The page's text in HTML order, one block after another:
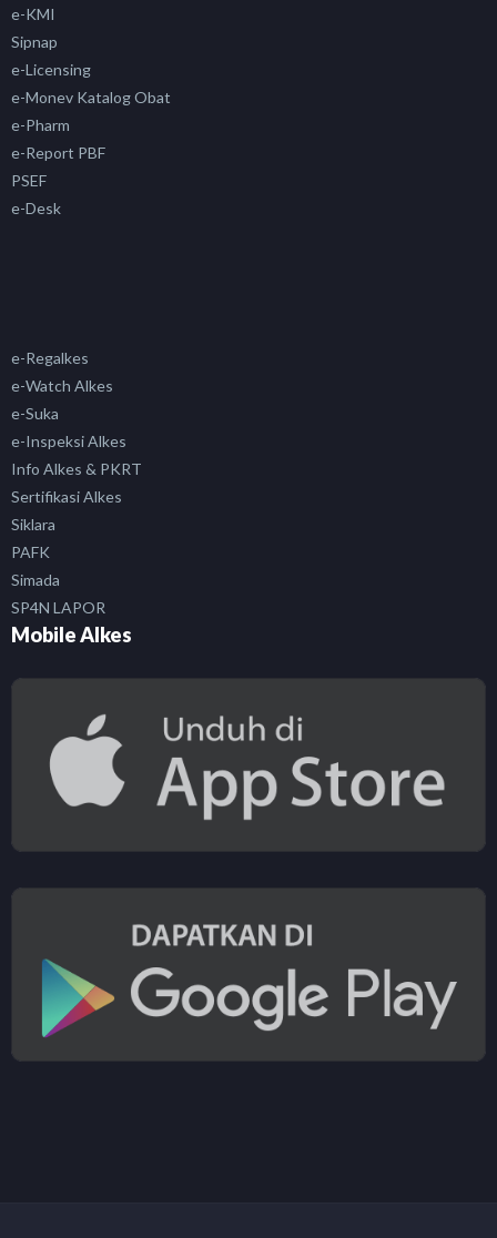
e-KMI
Sipnap
e-Licensing
e-Monev Katalog Obat
e-Pharm
e-Report PBF
PSEF
e-Desk
e-Regalkes
e-Watch Alkes
e-Suka
e-Inspeksi Alkes
Info Alkes & PKRT
Sertifikasi Alkes
Siklara
PAFK
Simada
SP4N LAPOR
Mobile Alkes